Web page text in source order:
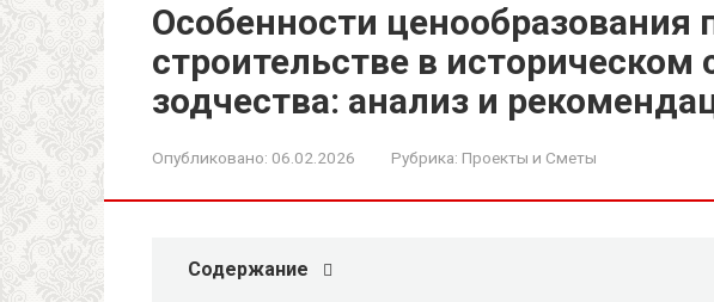
Особенности ценообразования
строительстве в историческом
зодчества: анализ и
Опубликовано: 06.02.2026 Рубрика: Проекты и Сметы
Содержание